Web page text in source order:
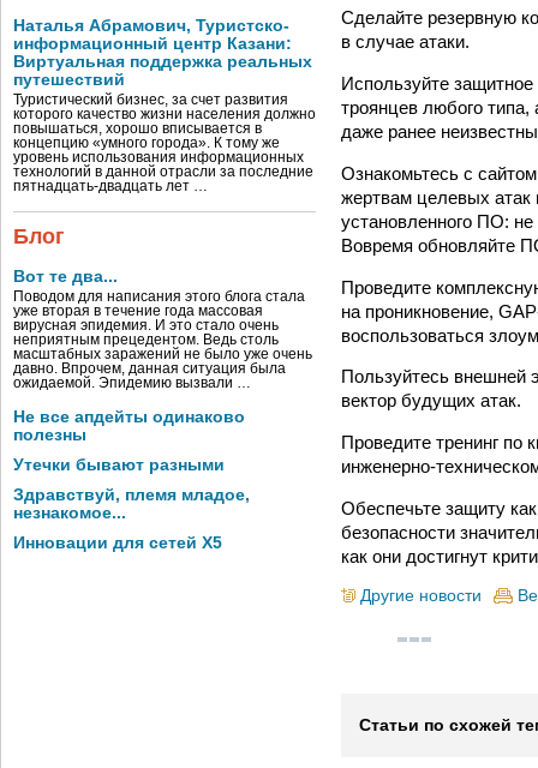
Наталья Абрамович, Туристско-
информационный центр Казани:
Виртуальная поддержка реальных
путешествий
Туристический бизнес, за счет развития
которого качество жизни населения должно
повышаться, хорошо вписывается в
концепцию «умного города». К тому же
уровень использования информационных
технологий в данной отрасли за последние
пятнадцать-двадцать лет …
Блог
Вот те два...
Поводом для написания этого блога стала
уже вторая в течение года массовая
вирусная эпидемия. И это стало очень
неприятным прецедентом. Ведь столь
масштабных заражений не было уже очень
давно. Впрочем, данная ситуация была
ожидаемой. Эпидемию вызвали …
Не все апдейты одинаково
полезны
Утечки бывают разными
Здравствуй, племя младое,
незнакомое...
Инновации для сетей X5
Сделайте резервную
в случае атаки.
Используйте
троянцев любого типа,
даже ранее
Ознакомьтесь с
жертвам целевых атак
установленного ПО: не
Вовремя обновляйте
Проведите
на проникновение,
воспользоваться
Пользуйтесь внешней
вектор будущих атак.
Проведите тренинг по
инженерно-
Обеспечьте защиту
безопасности
как они достигнут
Другие новости
Статьи по схожей